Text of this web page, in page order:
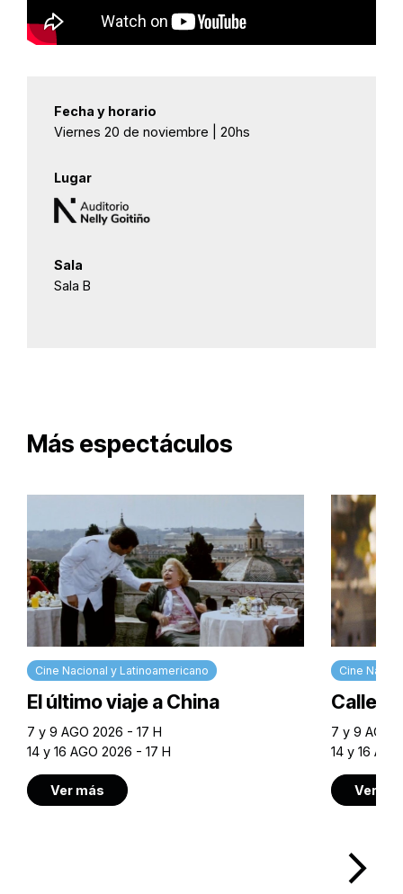
Fecha y horario
Viernes 20 de noviembre | 20hs
Lugar
Sala
Sala B
Más espectáculos
Cine Nacional y Latinoamericano
El último viaje a China
7 y 9 AGO 2026 - 17 H
14 y 16 AGO 2026 - 17 H
Ver más
Cine
Calle
7 y 9 AGO
14 y 16
Ver
arrow_forward_ios